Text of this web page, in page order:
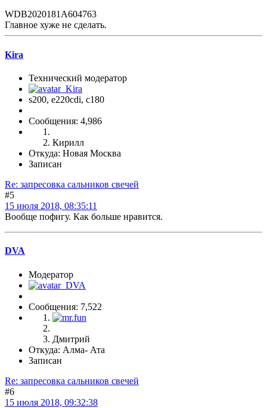
WDB2020181A604763
Главное хуже не сделать.
Kira
Технический модератор
s200, е220cdi, с180
Сообщения: 4,986
Кирилл
Откуда: Новая Москва
Записан
Re: запресовка сальников свечей
#5
15 июля 2018, 08:35:11
Вообще пофигу. Как больше нравится.
DVA
Модератор
Сообщения: 7,522
Дмитрий
Откуда: Алма- Ата
Записан
Re: запресовка сальников свечей
#6
15 июля 2018, 09:32:38